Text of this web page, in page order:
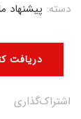
دریافت
دسته: پیشنهاد
اشتراک‌گذاری